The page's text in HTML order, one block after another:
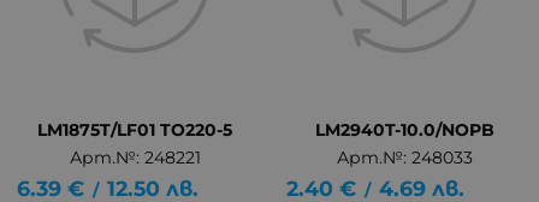
LM1875T/LF01 TO220-5
Арт.№: 248221
6.39 € / 12.50 лв.
LM2940T-10.0/NOPB
Арт.№: 248033
2.40 € / 4.69 лв.